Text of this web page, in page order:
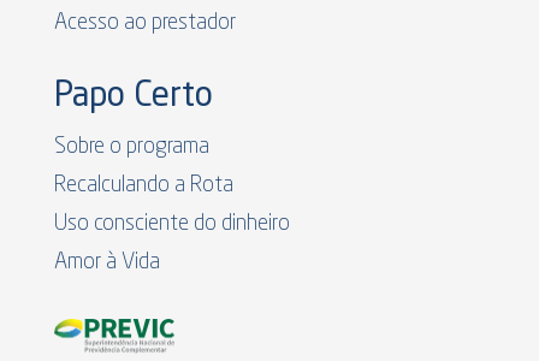
Acesso ao prestador
Papo Certo
Sobre o programa
Recalculando a Rota
Uso consciente do dinheiro
Amor à Vida